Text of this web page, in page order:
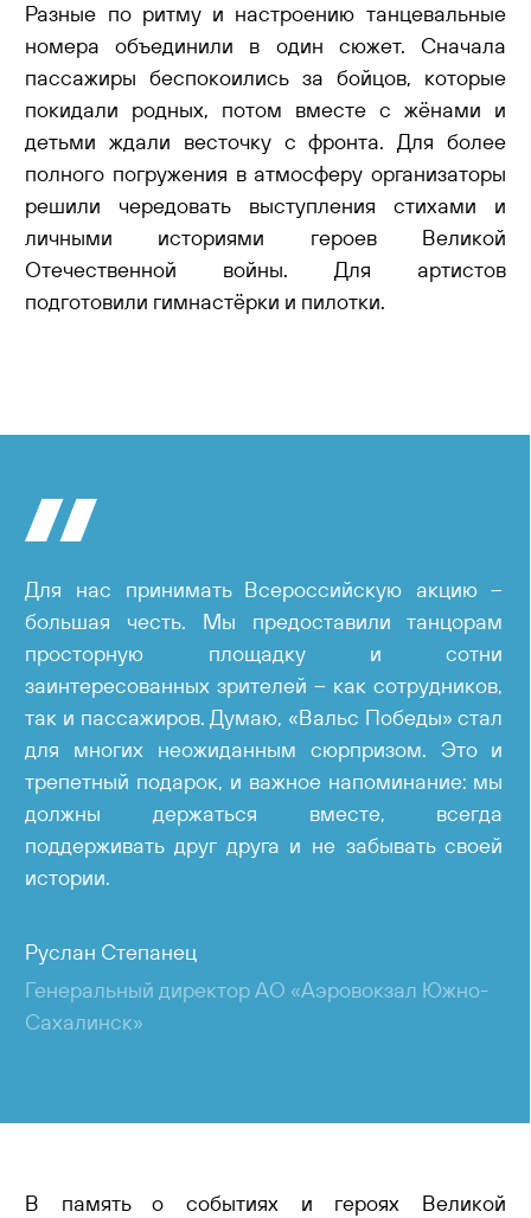
Разные по ритму и настроению танцевальные
номера объединили в один сюжет. Сначала
пассажиры беспокоились за бойцов, которые
покидали родных, потом вместе с жёнами и
детьми ждали весточку с фронта. Для более
полного погружения в атмосферу организаторы
решили чередовать выступления стихами и
личными историями героев Великой
Отечественной войны. Для артистов
подготовили гимнастёрки и пилотки.
Для нас принимать Всероссийскую акцию –
большая честь. Мы предоставили танцорам
просторную площадку и сотни
заинтересованных зрителей – как сотрудников,
так и пассажиров. Думаю, «Вальс Победы» стал
для многих неожиданным сюрпризом. Это и
трепетный подарок, и важное напоминание: мы
должны держаться вместе, всегда
поддерживать друг друга и не забывать своей
истории.
Руслан Степанец
Генеральный директор АО «Аэровокзал Южно-
Сахалинск»
В память о событиях и героях Великой